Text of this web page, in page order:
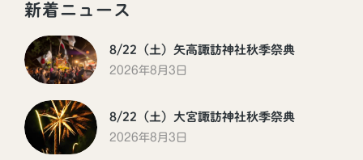
新着ニュース
8/22（土）矢高諏訪神社秋季祭典
2026年8月3日
8/22（土）大宮諏訪神社秋季祭典
2026年8月3日